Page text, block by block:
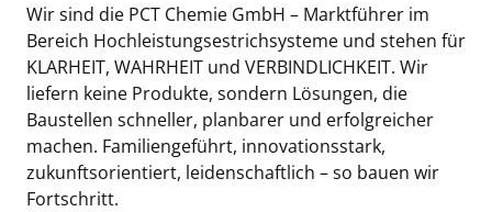
Wir sind die PCT Chemie GmbH – Marktführer im
Bereich Hochleistungsestrichsysteme und stehen für
KLARHEIT, WAHRHEIT und VERBINDLICHKEIT. Wir
liefern keine Produkte, sondern Lösungen, die
Baustellen schneller, planbarer und erfolgreicher
machen. Familiengeführt, innovationsstark,
zukunftsorientiert, leidenschaftlich – so bauen wir
Fortschritt.